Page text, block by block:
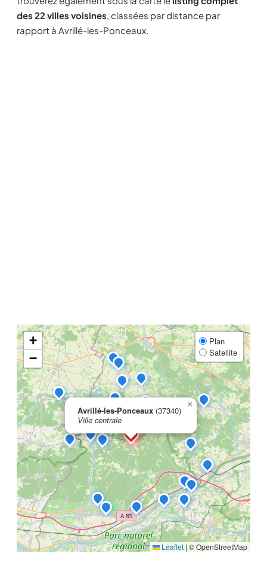
des 22 villes voisines, classées par distance par
rapport à Avrillé-les-Ponceaux.
Avrillé-les-Ponceaux (37340)
Ville centrale
×
+
−
Plan
Satellite
Leaflet | © OpenStreetMap